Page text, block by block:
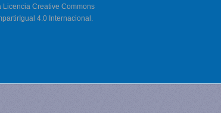
Licencia Creative Commons
4.0 Internacional.